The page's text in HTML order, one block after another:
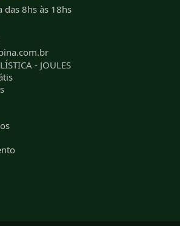
das 8hs às 18hs
- JOULES